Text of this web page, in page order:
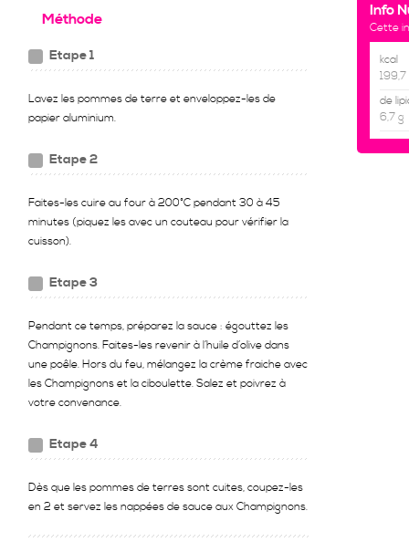
Méthode
Etape 1
Lavez les pommes de terre et enveloppez-les de
papier aluminium.
Etape 2
Faites-les cuire au four à 200°C pendant 30 à 45
minutes (piquez les avec un couteau pour vérifier la
cuisson).
Etape 3
Pendant ce temps, préparez la sauce : égouttez les
Champignons. Faites-les revenir à l’huile d’olive dans
une poêle. Hors du feu, mélangez la crème fraiche avec
les Champignons et la ciboulette. Salez et poivrez à
votre convenance.
Etape 4
Dès que les pommes de terres sont cuites, coupez-les
en 2 et servez les nappées de sauce aux Champignons.
Info
Cette
kcal
199,7
de
6,7 g